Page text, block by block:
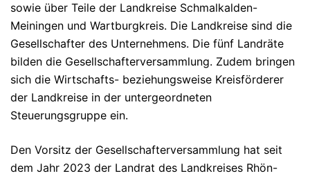
sowie über Teile der Landkreise Schmalkalden-
Meiningen und Wartburgkreis. Die Landkreise sind die
Gesellschafter des Unternehmens. Die fünf Landräte
bilden die Gesellschafterversammlung. Zudem bringen
sich die Wirtschafts- beziehungsweise Kreisförderer
der Landkreise in der untergeordneten
Steuerungsgruppe ein.
Den Vorsitz der Gesellschafterversammlung hat seit
dem Jahr 2023 der Landrat des Landkreises Rhön-